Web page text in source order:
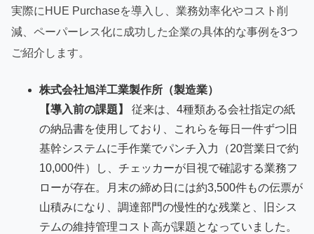
実際にHUE Purchaseを導入し、業務効率化やコスト削
減、ペーパーレス化に成功した企業の具体的な事例を3つ
ご紹介します。
株式会社旭洋工業製作所（製造業）
【導入前の課題】
従来は、4種類ある会社指定の紙
の納品書を使用しており、これらを毎日一件ずつ旧
基幹システムに手作業でパンチ入力（20営業日で約
10,000件）し、チェッカーが目視で確認する業務フ
ローが存在。月末の締め日には約3,500件もの伝票が
山積みになり、調達部門の慢性的な残業と、旧シス
テムの維持管理コスト高が課題となっていました。